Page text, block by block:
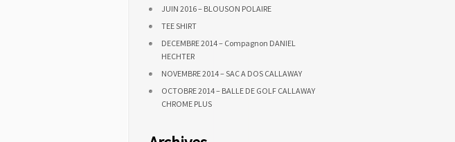
JUIN 2016 – BLOUSON POLAIRE
TEE SHIRT
DECEMBRE 2014 – Compagnon DANIEL
HECHTER
NOVEMBRE 2014 – SAC A DOS CALLAWAY
OCTOBRE 2014 – BALLE DE GOLF CALLAWAY
CHROME PLUS